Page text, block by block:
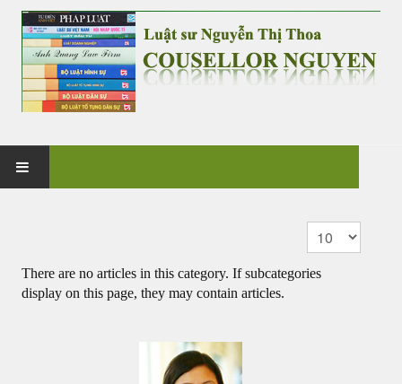
G&V CO., LTD
Display #
There are no articles in this category. If subcategories
display on this page, they may contain articles.